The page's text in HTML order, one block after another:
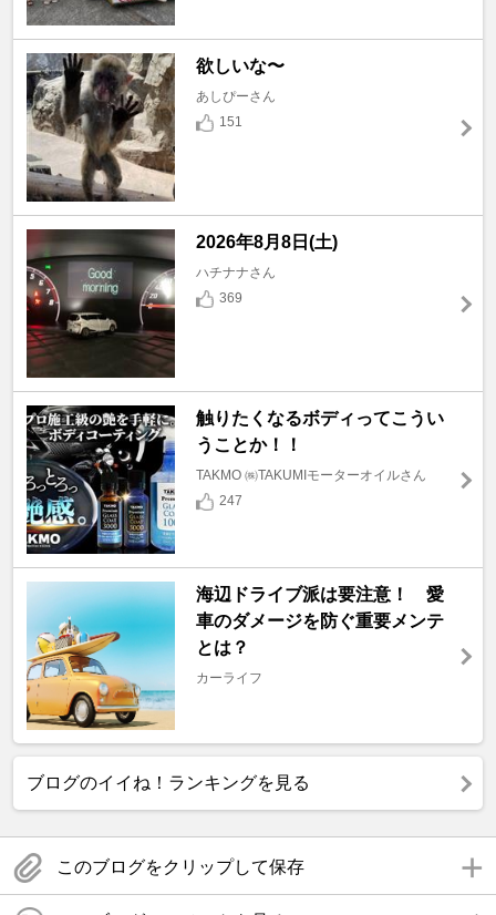
欲しいな〜
あしぴーさん
151
2026年8月8日(土)
ハチナナさん
369
触りたくなるボディってこうい
うことか！！
TAKMO ㈱TAKUMIモーターオイルさん
247
海辺ドライブ派は要注意！ 愛
車のダメージを防ぐ重要メンテ
とは？
カーライフ
ブログのイイね！ランキングを見る
このブログをクリップして保存